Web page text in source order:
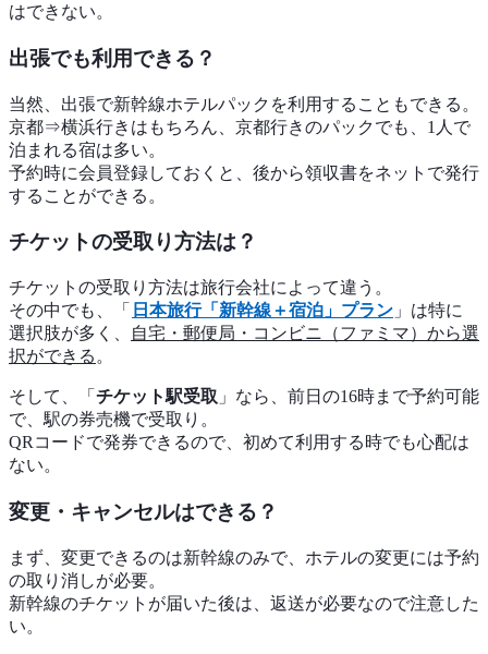
はできない。
出張でも利用できる？
当然、出張で新幹線ホテルパックを利用することもできる。
京都⇒横浜行きはもちろん、京都行きのパックでも、1人で
泊まれる宿は多い。
予約時に会員登録しておくと、後から領収書をネットで発行
することができる。
チケットの受取り方法は？
チケットの受取り方法は旅行会社によって違う。
その中でも、「
日本旅行「新幹線＋宿泊」プラン 」は特に
選択肢が多く、
自宅・郵便局・コンビニ（ファミマ）から選
択ができる 。
そして、「 チケット駅受取 」なら、前日の16時まで予約可能
で、駅の券売機で受取り。
QRコードで発券できるので、初めて利用する時でも心配は
ない。
変更・キャンセルはできる？
まず、変更できるのは新幹線のみで、ホテルの変更には予約
の取り消しが必要。
新幹線のチケットが届いた後は、返送が必要なので注意した
い。